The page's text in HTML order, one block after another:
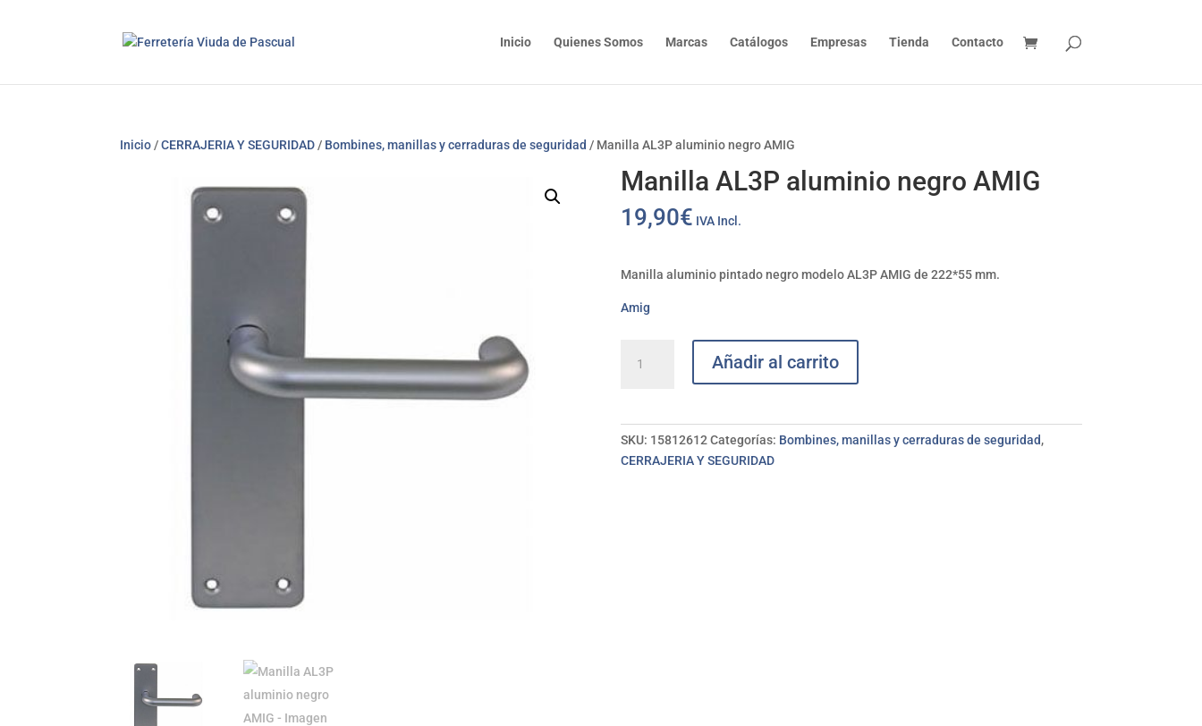
Inicio Quienes Somos Marcas Catálogos Empresas Tienda Contacto
Inicio /CERRAJERIA Y SEGURIDAD / Bombines, manillas y cerraduras de seguridad / Manilla AL3P aluminio negro AMIG
Manilla AL3P aluminio negro AMIG
19,90€ IVA Incl.
Manilla aluminio pintado negro modelo AL3P AMIG de 222*55 mm.
Amig
AL3P
Añadir al carrito
SKU: 15812612 Categorías: Bombines, manillas y cerraduras de seguridad,
CERRAJERIA Y SEGURIDAD